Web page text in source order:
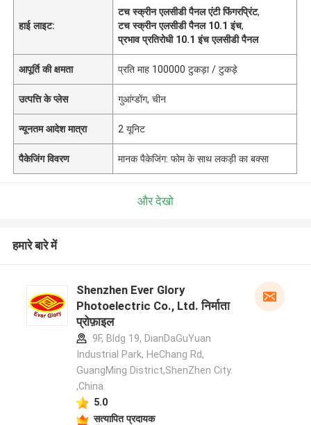
हाई लाइट:
टच स्क्रीन एलसीडी पैनल एंटी फिंगरप्रिंट,
टच स्क्रीन एलसीडी पैनल 10.1 इंच,
प्रभाव प्रतिरोधी 10.1 इंच एलसीडी पैनल
आपूर्ति की क्षमता प्रति माह 100000 टुकड़ा / टुकड़े
उत्पत्ति के प्लेस गुआंग्डोंग, चीन
न्यूनतम आदेश मात्रा 2 यूनिट
पैकेजिंग विवरण मानक पैकेजिंग: फोम के साथ लकड़ी का बक्सा
और देखो
हमारे बारे में
Shenzhen Ever Glory
Photoelectric Co., Ltd. निर्माता
प्रोफ़ाइल
9F, Bldg 19, DianDaGuYuan
Industrial Park, HeChang Rd,
GuangMing District,ShenZhen City.
,China
5.0
सत्यापित प्रदायक